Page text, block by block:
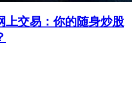
上交易：你的随身炒股